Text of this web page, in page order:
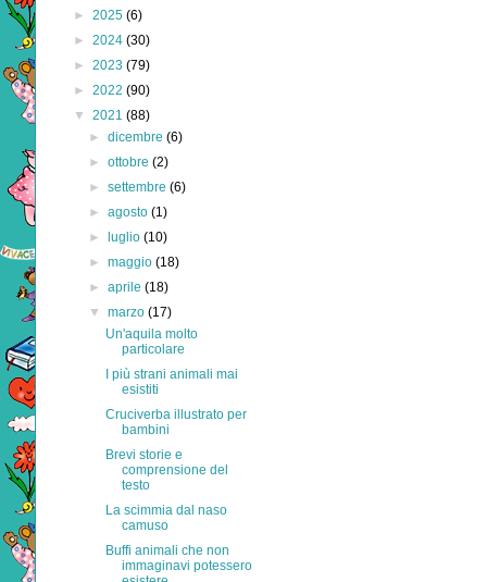
► 2025 (6)
► 2024 (30)
► 2023 (79)
► 2022 (90)
▼ 2021 (88)
►dicembre(6)
►ottobre(2)
►settembre(6)
►agosto(1)
►
luglio(10)
►maggio(18)
►aprile(18)
▼marzo(17)
Un'aquila molto
particolare
I più strani animali mai
esistiti
Cruciverba illustrato per
bambini
Brevi storie e
comprensione del
testo
La scimmia dal naso
camuso
Buffi animali che non
immaginavi potessero